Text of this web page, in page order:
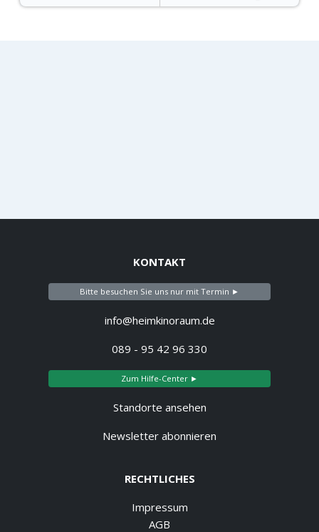
KONTAKT
Bitte besuchen Sie uns nur mit Termin ►
info@heimkinoraum.de
089 - 95 42 96 330
Zum Hilfe-Center ►
Standorte ansehen
Newsletter abonnieren
RECHTLICHES
Impressum
AGB